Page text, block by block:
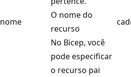
nome
O nome do
recurso
No Bicep, você
pode especificar
o recurso pai